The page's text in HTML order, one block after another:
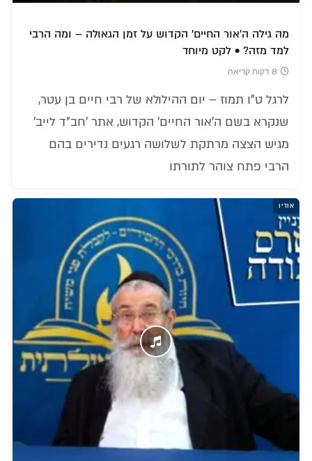
מה גילה ה'אור החיים' הקדוש על זמן הגאולה – ומה הרבי
למד מזה? • לקט מיוחד
8 דקות קריאה
לרגל ט"ו תמוז – יום ההילולא של רבי חיים בן עטר,
שנקרא בשם ה'אור החיים' הקדוש, אתר 'חב"ד לייב'
מגיש הצצה מרתקת לשלושה רגעים נדירים בהם
הרבי פתח צוהר לתורתו
אודיו